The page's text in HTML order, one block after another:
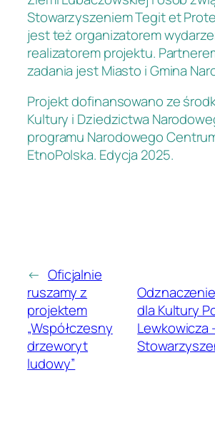
Stowarzyszeniem Tegit et
jest też organizatorem
realizatorem projektu.
zadania jest Miasto i Gmina
Projekt dofinansowano ze
Kultury i Dziedzictwa
programu Narodowego
EtnoPolska. Edycja 2025.
← Oficjalnie
ruszamy z
projektem
„Współczesny
drzeworyt
ludowy”
dla Kultury
Lewkowicza